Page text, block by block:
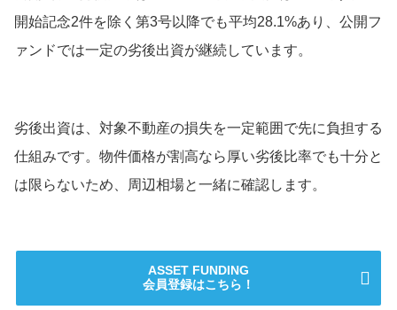
開始記念2件を除く第3号以降でも平均28.1%あり、公開フ
ァンドでは一定の劣後出資が継続しています。
劣後出資は、対象不動産の損失を一定範囲で先に負担する
仕組みです。物件価格が割高なら厚い劣後比率でも十分と
は限らないため、周辺相場と一緒に確認します。
ASSET FUNDING
会員登録はこちら！